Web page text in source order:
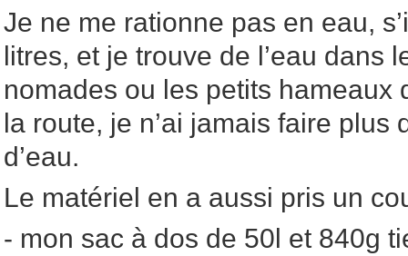
Je ne me rationne pas en eau,
litres, et je trouve de l’eau dans
nomades ou les petits hameaux
la route, je n’ai jamais faire plus
d’eau.
Le matériel en a aussi pris un
- mon sac à dos de 50l et 840g